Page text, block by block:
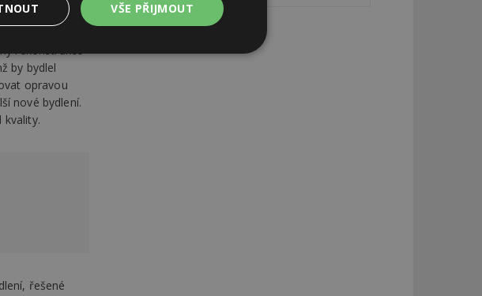
jeden
rekonstrukce
by bydlel
opravou
nové bydlení.
kvality.
řešené
VŠE PŘIJMOUT
Funkční
soubory
Nezařazené
jako je přihlášení uživatele a správa účtu.
cookie je nastaven tak, aby informoval
zda je tento návštěvník zahrnut do